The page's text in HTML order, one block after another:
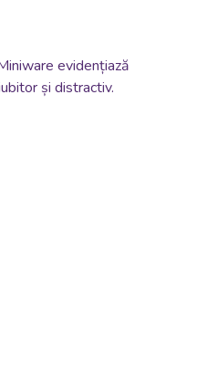
evidențiază
și distractiv.